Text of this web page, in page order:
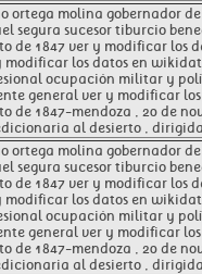
ortega molina gobernador
segura sucesor tiburcio
de 1847 ver y modificar los
modificar los datos en
ocupación militar y
general ver y modificar
de 1847-mendoza , 20 de
al desierto ,
ortega molina gobernador
segura sucesor tiburcio
de 1847 ver y modificar
modificar los datos en
ocupación militar y
general ver y modificar
de 1847-mendoza , 20 de
al desierto ,